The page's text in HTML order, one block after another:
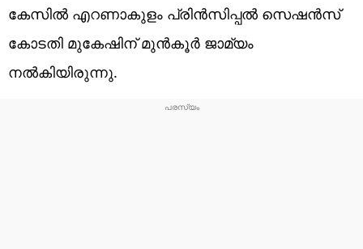
കേസിൽ എറണാകുളം പ്രിൻസിപ്പൽ സെഷൻസ്
കോടതി മുകേഷിന് മുൻ‌കൂർ ജാമ്യം
നൽകിയിരുന്നു.